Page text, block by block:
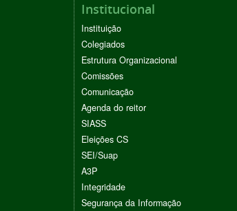
Institucional
Instituição
Colegiados
Estrutura Organizacional
Comissões
Comunicação
Agenda do reitor
SIASS
Eleições CS
SEI/Suap
A3P
Integridade
Segurança da Informação